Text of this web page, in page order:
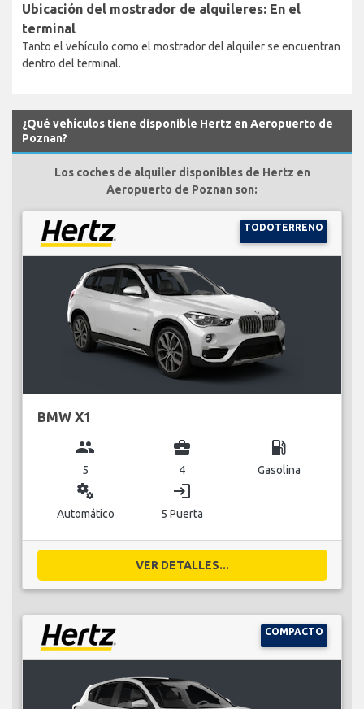
Ubicación del mostrador de alquileres: En el
terminal
Tanto el vehículo como el mostrador del alquiler se encuentran
dentro del terminal.
¿Qué vehículos tiene disponible Hertz en Aeropuerto de
Poznan?
Los coches de alquiler disponibles de Hertz en
Aeropuerto de Poznan son:
TODOTERRENO
BMW X1
group
5
business_center
4
local_gas_station
Gasolina
miscellaneous_services
Automático
login
5 Puerta
VER DETALLES...
COMPACTO